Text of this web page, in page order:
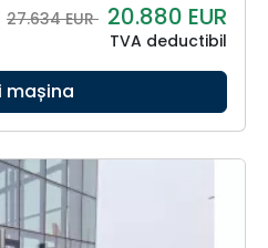
27.634 EUR 20.880 EUR
TVA deductibil
mașina